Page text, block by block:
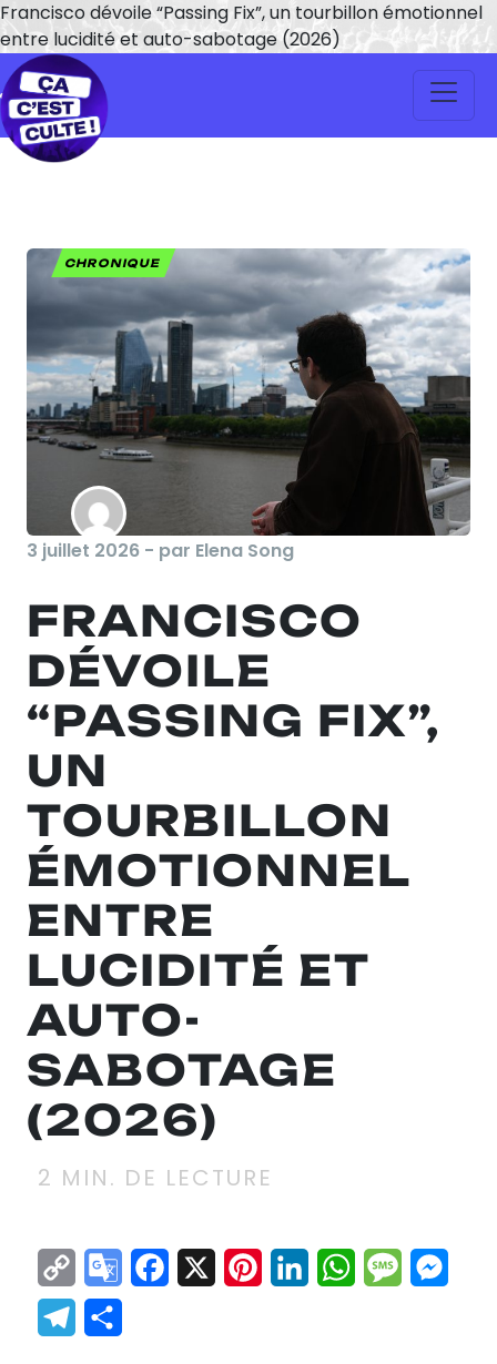
Francisco dévoile “Passing Fix”, un tourbillon émotionnel
entre lucidité et auto-sabotage (2026)
CHRONIQUE
3 juillet 2026 - par Elena Song
FRANCISCO
DÉVOILE
“PASSING FIX”,
UN
TOURBILLON
ÉMOTIONNEL
ENTRE
LUCIDITÉ ET
AUTO-
SABOTAGE
(2026)
2 MIN. DE LECTURE
Copy
Link
GoogleFacebook
X Pinterest
LinkedInWhatsApp
Telegram